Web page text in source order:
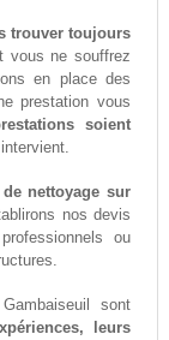
trouver toujours
vous ne souffrez
en place des
prestation vous
soient
nettoyage sur
nos devis
ou
sont
leurs